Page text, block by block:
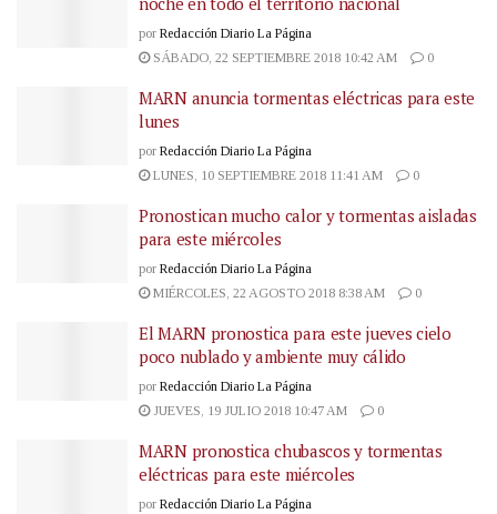
por Redacción Diario La Página
SÁBADO, 22 SEPTIEMBRE 2018 10:42 AM
0
MARN anuncia tormentas eléctricas para este
lunes
por Redacción Diario La Página
LUNES, 10 SEPTIEMBRE 2018 11:41 AM
0
Pronostican mucho calor y tormentas aisladas
para este miércoles
por Redacción Diario La Página
MIÉRCOLES, 22 AGOSTO 2018 8:38 AM
0
El MARN pronostica para este jueves cielo
poco nublado y ambiente muy cálido
por Redacción Diario La Página
JUEVES, 19 JULIO 2018 10:47 AM
0
MARN pronostica chubascos y tormentas
eléctricas para este miércoles
por Redacción Diario La Página